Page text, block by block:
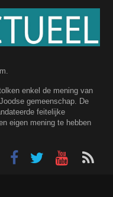
enkel de mening van
gemeenschap. De
feitelijke
eigen mening te hebben